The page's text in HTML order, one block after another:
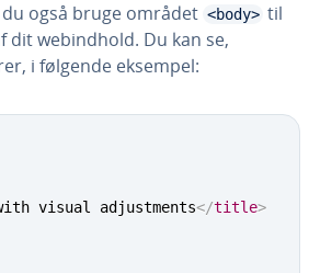
også bruge området <body> til
dit we­bind­hold. Du kan se,
i følgende eksempel:
with visual adjustments</title>